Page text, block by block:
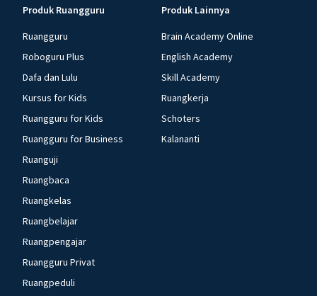
Produk Ruangguru
Ruangguru
Roboguru Plus
Dafa dan Lulu
Kursus for Kids
Ruangguru for Kids
Ruangguru for Business
Ruanguji
Ruangbaca
Ruangkelas
Ruangbelajar
Ruangpengajar
Ruangguru Privat
Ruangpeduli
Produk Lainnya
Brain Academy Online
English Academy
Skill Academy
Ruangkerja
Schoters
Kalananti